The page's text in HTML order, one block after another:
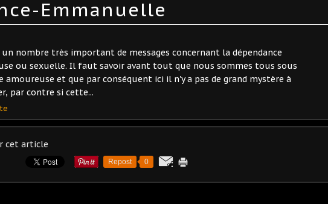
Emmanuelle
un nombre très important de messages concernant la dépendance
ou sexuelle. Il faut savoir avant tout que nous sommes tous sous
amoureuse et que par conséquent ici il n'y a pas de grand mystère à
par contre si cette...
cet article
Repost 0